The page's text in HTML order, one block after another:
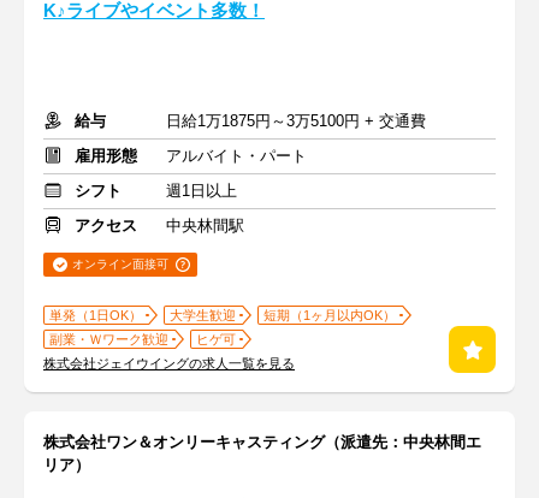
K♪ライブやイベント多数！
給与
日給1万1875円～3万5100円 + 交通費
雇用形態
アルバイト・パート
シフト
週1日以上
アクセス
中央林間駅
オンライン面接可
単発（1日OK） 大学生歓迎
短期（1ヶ月以内OK）
副業・Ｗワーク歓迎
ヒゲ可
株式会社ジェイウイングの求人一覧を見る
株式会社ワン＆オンリーキャスティング（派遣先：中央林間エ
リア）